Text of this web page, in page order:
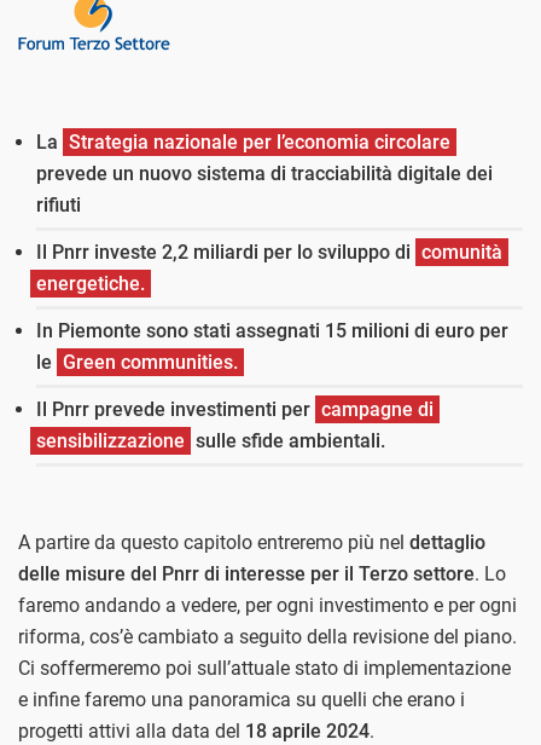
La Strategia nazionale per l’economia circolare
prevede un nuovo sistema di tracciabilità digitale dei
rifiuti
Il Pnrr investe 2,2 miliardi per lo sviluppo di comunità
energetiche.
In Piemonte sono stati assegnati 15 milioni di euro per
le Green communities.
Il Pnrr prevede investimenti per campagne di
sensibilizzazione sulle sfide ambientali.
A partire da questo capitolo entreremo più nel dettaglio
delle misure del Pnrr di interesse per il Terzo settore. Lo
faremo andando a vedere, per ogni investimento e per ogni
riforma, cos’è cambiato a seguito della revisione del piano.
Ci soffermeremo poi sull’attuale stato di implementazione
e infine faremo una panoramica su quelli che erano i
progetti attivi alla data del 18 aprile 2024.